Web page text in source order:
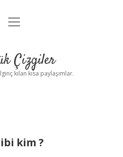
Anasayfa
Uyarı
menüyü
Çizgiler
kılan kısa paylaşımlar.
kim ?